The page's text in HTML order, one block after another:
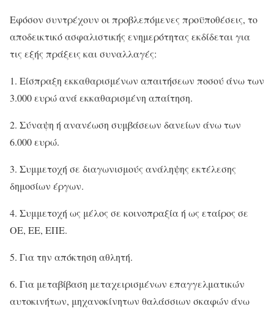
Εφόσον συντρέχουν οι προβλεπόμενες προϋποθέσεις, το
αποδεικτικό ασφαλιστικής ενημερότητας εκδίδεται για
τις εξής πράξεις και συναλλαγές:
1. Είσπραξη εκκαθαρισμένων απαιτήσεων ποσού άνω των
3.000 ευρώ ανά εκκαθαρισμένη απαίτηση.
2. Σύναψη ή ανανέωση συμβάσεων δανείων άνω των
6.000 ευρώ.
3. Συμμετοχή σε διαγωνισμούς ανάληψης εκτέλεσης
δημοσίων έργων.
4. Συμμετοχή ως μέλος σε κοινοπραξία ή ως εταίρος σε
ΟΕ, ΕΕ, ΕΠΕ.
5. Για την απόκτηση αθλητή.
6. Για μεταβίβαση μεταχειρισμένων επαγγελματικών
αυτοκινήτων, μηχανοκίνητων θαλάσσιων σκαφών άνω